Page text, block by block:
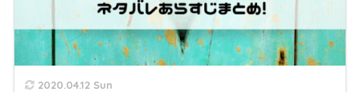
2020.04.12 Sun